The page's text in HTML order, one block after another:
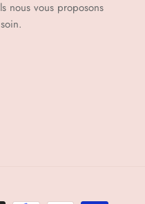
nous vous proposons